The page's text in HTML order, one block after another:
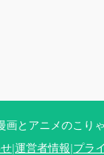
画とアニメのこり
|運営者情報|プラ